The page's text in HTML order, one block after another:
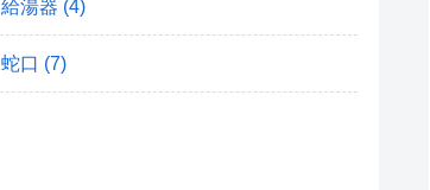
給湯器 (4)
蛇口 (7)